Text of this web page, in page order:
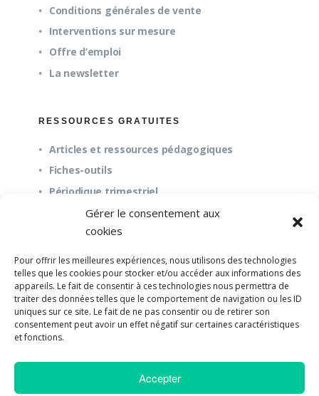
Gérer le consentement aux
cookies
Pour offrir les meilleures expériences, nous utilisons des technologies
telles que les cookies pour stocker et/ou accéder aux informations des
appareils. Le fait de consentir à ces technologies nous permettra de
traiter des données telles que le comportement de navigation ou les ID
uniques sur ce site. Le fait de ne pas consentir ou de retirer son
consentement peut avoir un effet négatif sur certaines caractéristiques
et fonctions.
Accepter
Conditions générales de vente
Interventions sur mesure
Offre d’emploi
La newsletter
RESSOURCES GRATUITES
Articles et ressources pédagogiques
Fiches-outils
Périodique trimestriel
À propos
Questions fréquentes (FAQ)
Mission et pédagogie
©2018-2023 Université de Paix |